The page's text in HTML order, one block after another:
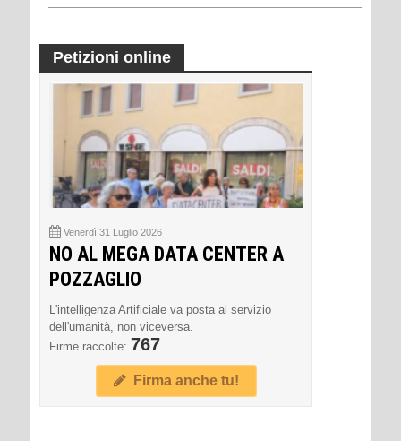
Petizioni online
Venerdì 31 Luglio 2026
NO AL MEGA DATA CENTER A
POZZAGLIO
L'intelligenza Artificiale va posta al servizio
dell'umanità, non viceversa.
Firme raccolte: 767
Firma anche tu!